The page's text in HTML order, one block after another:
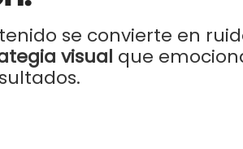
se convierte en
visual que